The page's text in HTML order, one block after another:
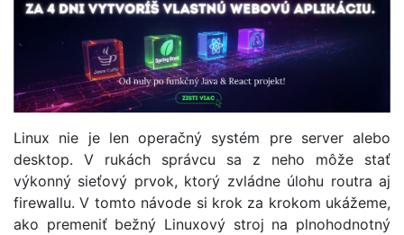
Linux nie je len operačný systém pre server alebo
desktop. V rukách správcu sa z neho môže stať
výkonný sieťový prvok, ktorý zvládne úlohu routra aj
firewallu. V tomto návode si krok za krokom ukážeme,
ako premeniť bežný Linuxový stroj na plnohodnotný